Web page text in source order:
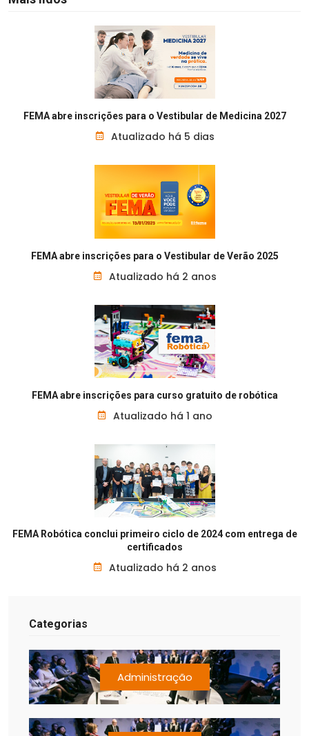
FEMA abre inscrições para o Vestibular de Medicina 2027
Atualizado há 5 dias
FEMA abre inscrições para o Vestibular de Verão 2025
Atualizado há 2 anos
FEMA abre inscrições para curso gratuito de robótica
Atualizado há 1 ano
FEMA Robótica conclui primeiro ciclo de 2024 com entrega de
certificados
Atualizado há 2 anos
Categorias
Administração